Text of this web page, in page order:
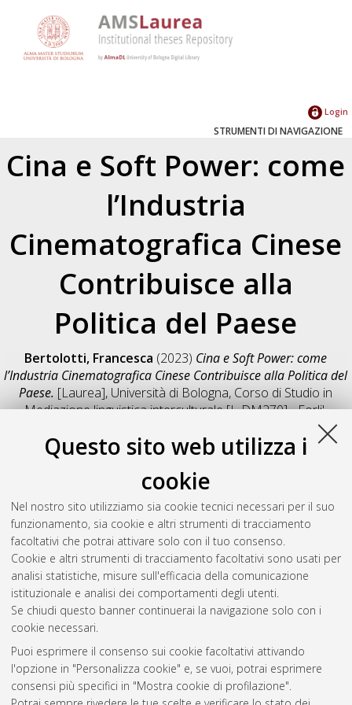
Questo sito web utilizza i
cookie
Nel nostro sito utilizziamo sia cookie tecnici necessari per il suo
funzionamento, sia cookie e altri strumenti di tracciamento
facoltativi che potrai attivare solo con il tuo consenso.
Cookie e altri strumenti di tracciamento facoltativi sono usati per
analisi statistiche, misure sull'efficacia della comunicazione
istituzionale e analisi dei comportamenti degli utenti.
Se chiudi questo banner continuerai la navigazione solo con i
cookie necessari.
Puoi esprimere il consenso sui cookie facoltativi attivando
l'opzione in "Personalizza cookie" e, se vuoi, potrai esprimere
consensi più specifici in "Mostra cookie di profilazione".
Login
STRUMENTI DI NAVIGAZIONE
Cina e Soft Power: come
l’Industria
Cinematografica Cinese
Contribuisce alla
Politica del Paese
Bertolotti, Francesca (2023) Cina e Soft Power: come
l’Industria Cinematografica Cinese Contribuisce alla Politica del
Paese. [Laurea], Università di Bologna, Corso di Studio in
Mediazione linguistica interculturale [L-DM270] - Forli',
Salva citazione
Condividi
Il full-text non è disponibile per scelta dell'autore. (
Abstract
Altri metadati
Gestione del documento:
Atom
Rss 1.0